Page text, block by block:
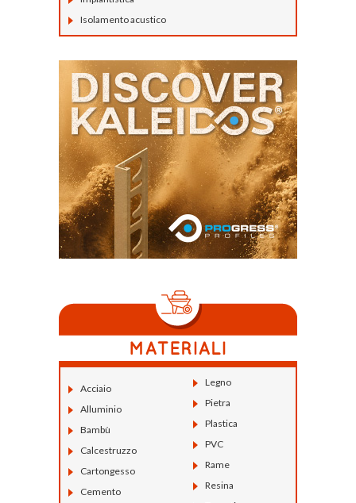
Isolamento acustico
Acciaio
Alluminio
Bambù
Calcestruzzo
Cartongesso
Cemento
Legno
Pietra
Plastica
PVC
Rame
Resina